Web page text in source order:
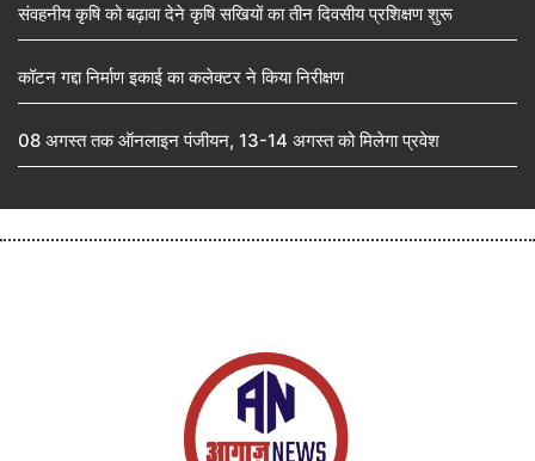
संवहनीय कृषि को बढ़ावा देने कृषि सखियों का तीन दिवसीय प्रशिक्षण शुरू
कॉटन गद्दा निर्माण इकाई का कलेक्टर ने किया निरीक्षण
08 अगस्त तक ऑनलाइन पंजीयन, 13-14 अगस्त को मिलेगा प्रवेश